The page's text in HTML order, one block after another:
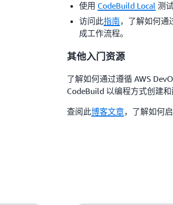
使用 CodeBuild Local 测
访问此指南，了解如何通
成工作流程。
其他入门资源
了解如何通过遵循 AWS
CodeBuild 以编程方式创建
查阅此博客文章，了解如何